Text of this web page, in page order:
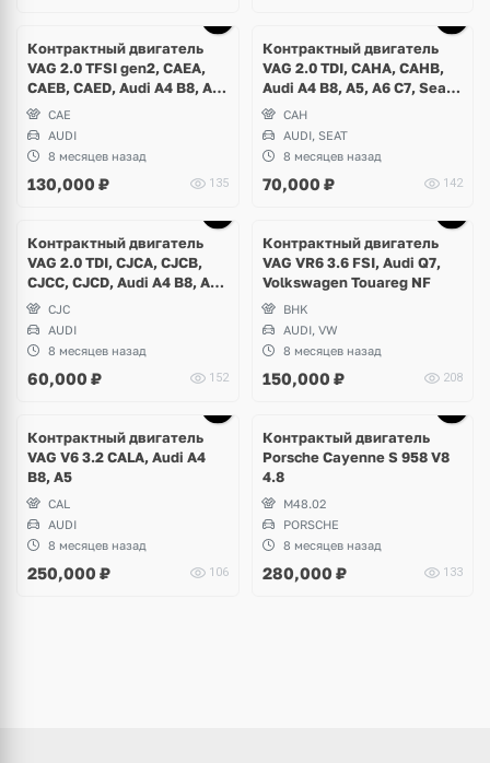
Контрактный двигатель
VAG 2.0 TFSI gen2, CAEA,
CAEB, CAED, Audi A4 B8, A5,
A6 C7 USA
CAE
AUDI
8 месяцев назад
130,000 ₽ 135
Контрактный двигатель
VAG 2.0 TDI, CAHA, CAHB,
Audi A4 B8, A5, A6 C7, Seat
Exeo ST
CAH
AUDI, SEAT
8 месяцев назад
70,000 ₽ 142
Контрактный двигатель
VAG 2.0 TDI, CJCA, CJCB,
CJCC, CJCD, Audi A4 B8, A5,
Q5
CJC
AUDI
8 месяцев назад
60,000 ₽ 152
Контрактный двигатель
VAG VR6 3.6 FSI, Audi Q7,
Volkswagen Touareg NF
BHK
AUDI, VW
8 месяцев назад
150,000 ₽ 208
Контрактный двигатель
VAG V6 3.2 CALA, Audi A4
B8, A5
CAL
AUDI
8 месяцев назад
250,000 ₽ 106
Контрактый двигатель
Porsche Cayenne S 958 V8
4.8
M48.02
PORSCHE
8 месяцев назад
280,000 ₽ 133